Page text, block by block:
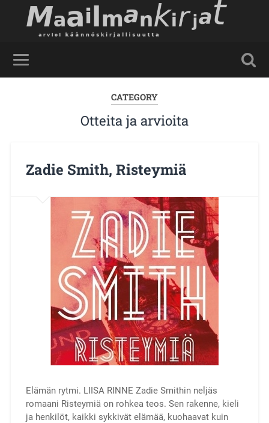
CATEGORY
Otteita ja arvioita
Zadie Smith, Risteymiä
Elämän rytmi. LIISA RINNE Zadie Smithin neljäs
romaani Risteymiä on rohkea teos. Sen rakenne, kieli
ja henkilöt, kaikki sykkivät elämää, kuohaavat kuin